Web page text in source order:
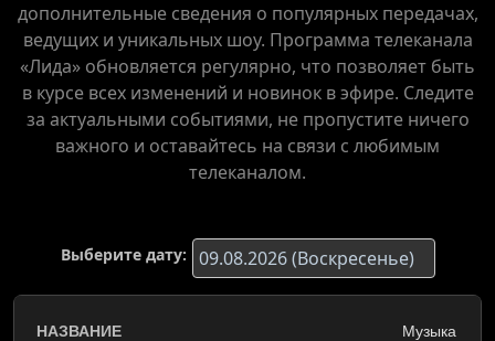
дополнительные сведения о популярных передачах,
ведущих и уникальных шоу. Программа телеканала
«Лида» обновляется регулярно, что позволяет быть
в курсе всех изменений и новинок в эфире. Следите
за актуальными событиями, не пропустите ничего
важного и оставайтесь на связи с любимым
телеканалом.
Выберите дату:
Музыка